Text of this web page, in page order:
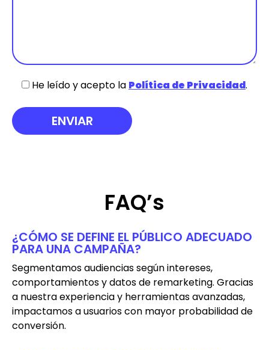
He leído y acepto la Política de Privacidad.
FAQ’s
¿CÓMO SE DEFINE EL PÚBLICO ADECUADO
PARA UNA CAMPAÑA?
Segmentamos audiencias según intereses,
comportamientos y datos de remarketing. Gracias
a nuestra experiencia y herramientas avanzadas,
impactamos a usuarios con mayor probabilidad de
conversión.